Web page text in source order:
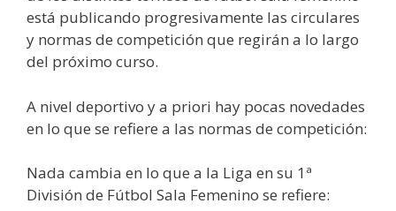
está publicando progresivamente las circulares
y normas de competición que regirán a lo largo
del próximo curso.
A nivel deportivo y a priori hay pocas novedades
en lo que se refiere a las normas de competición:
Nada cambia en lo que a la Liga en su 1ª
División de Fútbol Sala Femenino se refiere: